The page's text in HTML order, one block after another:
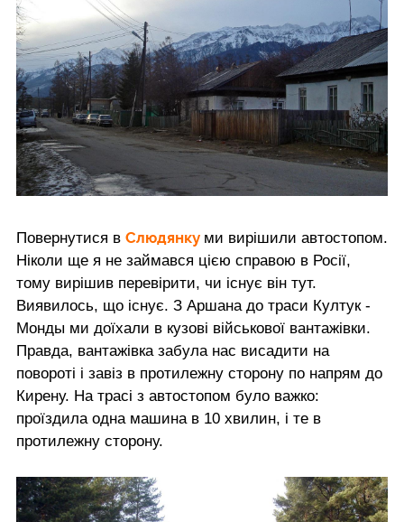
Повернутися в Слюдянку ми вирішили автостопом.
Ніколи ще я не займався цією справою в Росії,
тому вирішив перевірити, чи існує він тут.
Виявилось, що існує. З Аршана до траси Култук -
Монды ми доїхали в кузові військової вантажівки.
Правда, вантажівка забула нас висадити на
повороті і завіз в протилежну сторону по напрям до
Кирену. На трасі з автостопом було важко:
проїздила одна машина в 10 хвилин, і те в
протилежну сторону.